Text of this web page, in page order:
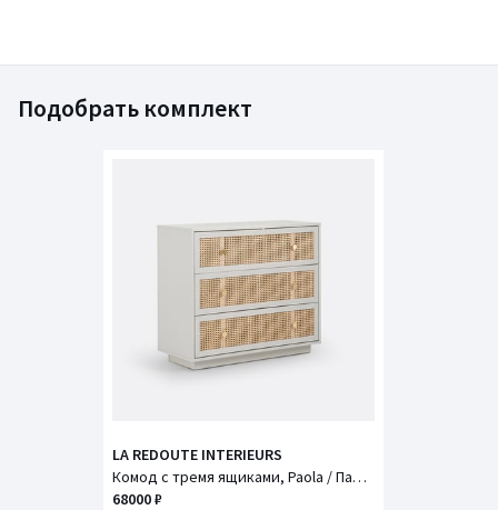
Подобрать комплект
LA REDOUTE INTERIEURS
Комод с тремя ящиками, Paola / Паола
68000 ₽